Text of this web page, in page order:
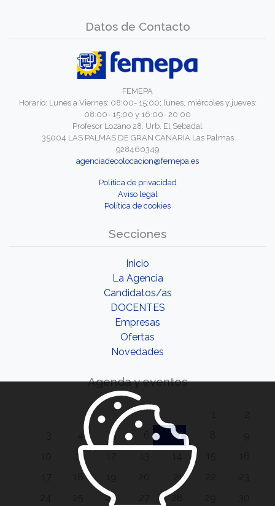
Datos de Contacto
FEMEPA
Horario: Lunes a Viernes: 08:00- 15:00; lunes, miércoles y jueves:
08:00- 15:00 y 16:00- 20:00
Profesor Lozano 28. Urb. El Sebadal
35004 LAS PALMAS DE GRAN CANARIA Las Palmas
928460349
agenciadecolocacion@femepa.es
Política de privacidad
Aviso legal
Política de cookies
Secciones
Inicio
La Agencia
Candidatos/as
DOCENTES
Empresas
Ofertas
Novedades
Agenda y eventos
5 7
11
21
26 28